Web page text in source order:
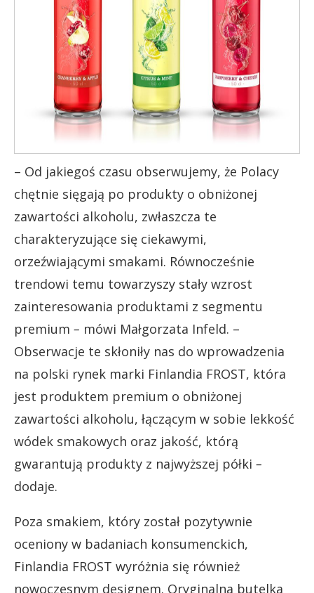
– Od jakiegoś czasu obserwujemy, że Polacy
chętnie sięgają po produkty o obniżonej
zawartości alkoholu, zwłaszcza te
charakteryzujące się ciekawymi,
orzeźwiającymi smakami. Równocześnie
trendowi temu towarzyszy stały wzrost
zainteresowania produktami z segmentu
premium – mówi Małgorzata Infeld. –
Obserwacje te skłoniły nas do wprowadzenia
na polski rynek marki Finlandia FROST, która
jest produktem premium o obniżonej
zawartości alkoholu, łączącym w sobie lekkość
wódek smakowych oraz jakość, którą
gwarantują produkty z najwyższej półki –
dodaje.
Poza smakiem, który został pozytywnie
oceniony w badaniach konsumenckich,
Finlandia FROST wyróżnia się również
nowoczesnym designem. Oryginalna butelka